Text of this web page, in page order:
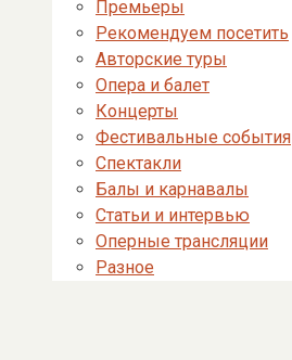
Премьеры
Рекомендуем посетить
Авторские туры
Опера и балет
Концерты
Фестивальные события
Спектакли
Балы и карнавалы
Статьи и интервью
Оперные трансляции
Разное